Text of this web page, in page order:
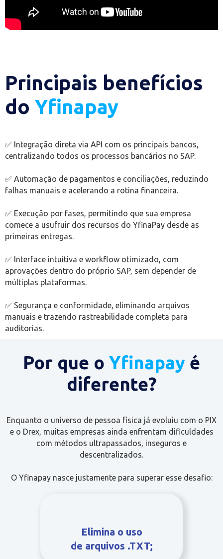
Principais benefícios
do Yfinapay
✅ Integração direta via API com os principais bancos,
centralizando todos os processos bancários no SAP.
✅ Automação de pagamentos e conciliações, reduzindo
falhas manuais e acelerando a rotina financeira.
✅ Execução por fases, permitindo que sua empresa
comece a usufruir dos recursos do YfinaPay desde as
primeiras entregas.
✅ Interface intuitiva e workflow otimizado, com
aprovações dentro do próprio SAP, sem depender de
múltiplas plataformas.
✅ Segurança e conformidade, eliminando arquivos
manuais e trazendo rastreabilidade completa para
auditorias.
Por que o Yfinapay é
diferente?
Enquanto o universo de pessoa física já evoluiu com o PIX
e o Drex, muitas empresas ainda enfrentam dificuldades
com métodos ultrapassados, inseguros e
descentralizados.
O Yfinapay nasce justamente para superar esse desafio:
Elimina o uso
de arquivos .TXT;